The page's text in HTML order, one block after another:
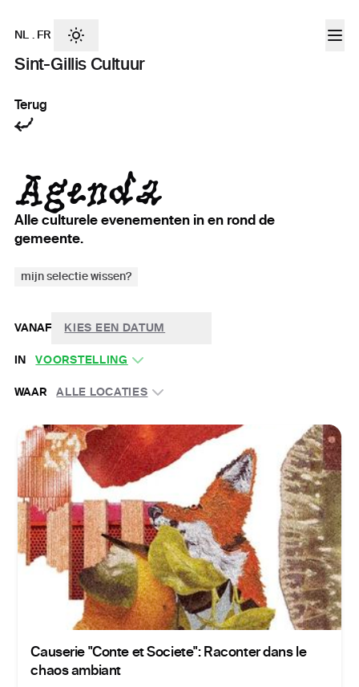
Sint-Gillis Cultuur
NL . FR
Terug
Agenda
Alle culturele evenementen in en rond de
gemeente.
VANAF KIES EEN DATUM
IN VOORSTELLING
WAAR ALLE LOCATIES
mijn selectie wissen?
Causerie "Conte et Societe": Raconter dans le
chaos ambiant